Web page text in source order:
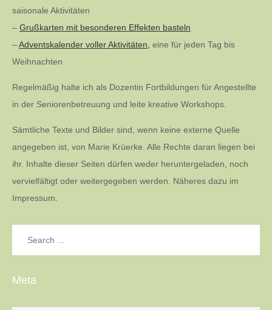
saisonale Aktivitäten
– Grußkarten mit besonderen Effekten basteln
–Adventskalender voller Aktivitäten, eine für jeden Tag bis
Weihnachten
Regelmäßig halte ich als Dozentin Fortbildungen für Angestellte
in der Seniorenbetreuung und leite kreative Workshops.
Sämtliche Texte und Bilder sind, wenn keine externe Quelle
angegeben ist, von Marie Krüerke. Alle Rechte daran liegen bei
ihr. Inhalte dieser Seiten dürfen weder heruntergeladen, noch
vervielfältigt oder weitergegeben werden. Näheres dazu im
Impressum.
Meta